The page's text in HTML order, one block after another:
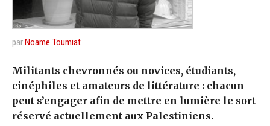
parNoame Toumiat
Militants chevronnés ou novices, étudiants,
cinéphiles et amateurs de littérature : chacun
peut s’engager afin de mettre en lumière le sort
réservé actuellement aux Palestiniens.